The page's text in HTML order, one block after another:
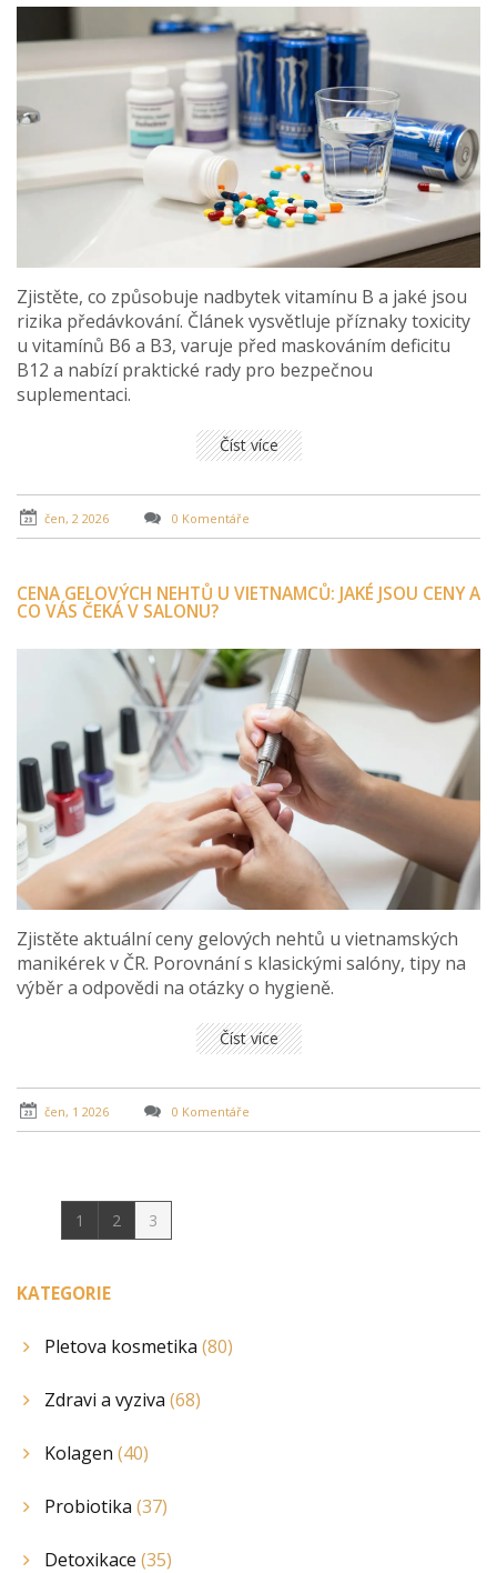
Zjistěte, co způsobuje nadbytek vitamínu B a jaké jsou
rizika předávkování. Článek vysvětluje příznaky toxicity
u vitamínů B6 a B3, varuje před maskováním deficitu
B12 a nabízí praktické rady pro bezpečnou
suplementaci.
Číst více
čen, 2 2026 0 Komentáře
CENA GELOVÝCH NEHTŮ U VIETNAMCŮ: JAKÉ JSOU CENY A
CO VÁS ČEKÁ V SALONU?
Zjistěte aktuální ceny gelových nehtů u vietnamských
manikérek v ČR. Porovnání s klasickými salóny, tipy na
výběr a odpovědi na otázky o hygieně.
Číst více
čen, 1 2026 0 Komentáře
1 2 3
KATEGORIE
Pletova kosmetika (80)
Zdravi a vyziva (68)
Kolagen (40)
Probiotika (37)
Detoxikace (35)